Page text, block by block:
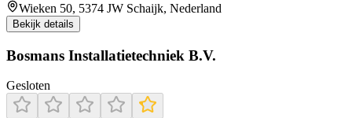
Wieken 50, 5374 JW Schaijk, Nederland
Bekijk details
Bosmans Installatietechniek B.V.
Gesloten